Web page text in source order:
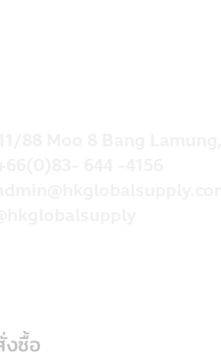
งซื้อ